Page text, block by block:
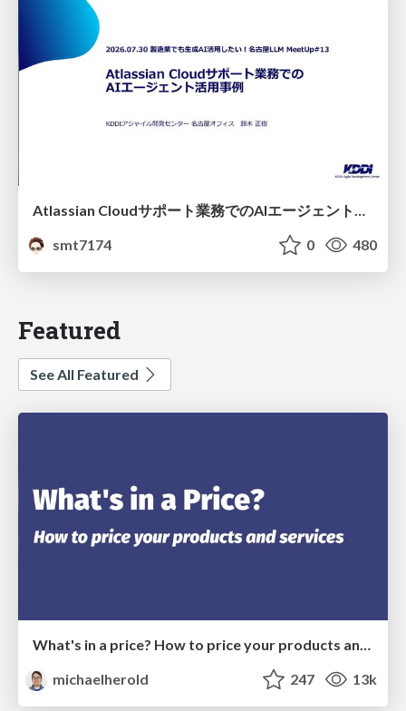
Atlassian Cloudサポート業務でのAIエージェント活用事例
smt7174
0 480
Featured
See All Featured
What's in a price? How to price your products and services
michaelherold
247 13k